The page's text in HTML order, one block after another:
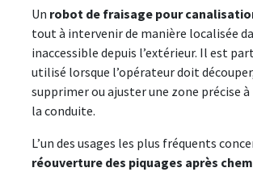
Un robot de fraisage pour
tout à intervenir de manière localisée
inaccessible depuis l’extérieur. Il est
utilisé lorsque l’opérateur doit
supprimer ou ajuster une zone précise
la conduite.
L’un des usages les plus fréquents
réouverture des piquages après